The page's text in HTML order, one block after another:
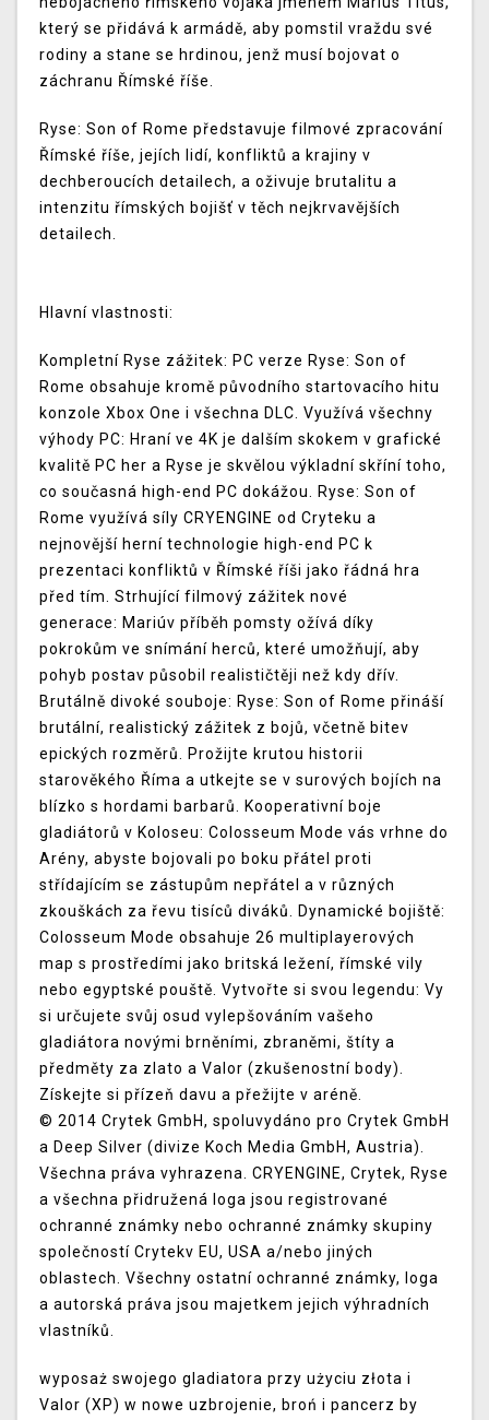
který se přidává k armádě, aby pomstil vraždu své
rodiny a stane se hrdinou, jenž musí bojovat o
záchranu Římské říše.
Ryse: Son of Rome představuje filmové zpracování
Římské říše, jejích lidí, konfliktů a krajiny v
dechberoucích detailech, a oživuje brutalitu a
intenzitu římských bojišť v těch nejkrvavějších
detailech.
Hlavní vlastnosti:
Kompletní Ryse zážitek: PC verze Ryse: Son of
Rome obsahuje kromě původního startovacího hitu
konzole Xbox One i všechna DLC. Využívá všechny
výhody PC: Hraní ve 4K je dalším skokem v grafické
kvalitě PC her a Ryse je skvělou výkladní skříní toho,
co současná high-end PC dokážou. Ryse: Son of
Rome využívá síly CRYENGINE od Cryteku a
nejnovější herní technologie high-end PC k
prezentaci konfliktů v Římské říši jako řádná hra
před tím. Strhující filmový zážitek nové
generace: Mariúv příběh pomsty ožívá díky
pokrokům ve snímání herců, které umožňují, aby
pohyb postav působil realističtěji než kdy dřív.
Brutálně divoké souboje: Ryse: Son of Rome přináší
brutální, realistický zážitek z bojů, včetně bitev
epických rozměrů. Prožijte krutou historii
starověkého Říma a utkejte se v surových bojích na
blízko s hordami barbarů. Kooperativní boje
gladiátorů v Koloseu: Colosseum Mode vás vrhne do
Arény, abyste bojovali po boku přátel proti
střídajícím se zástupům nepřátel a v různých
zkouškách za řevu tisíců diváků. Dynamické bojiště:
Colosseum Mode obsahuje 26 multiplayerových
map s prostředími jako britská ležení, římské vily
nebo egyptské pouště. Vytvořte si svou legendu: Vy
si určujete svůj osud vylepšováním vašeho
gladiátora novými brněními, zbraněmi, štíty a
předměty za zlato a Valor (zkušenostní body).
Získejte si přízeň davu a přežijte v aréně.
© 2014 Crytek GmbH, spoluvydáno pro Crytek GmbH
a Deep Silver (divize Koch Media GmbH, Austria).
Všechna práva vyhrazena. CRYENGINE, Crytek, Ryse
a všechna přidružená loga jsou registrované
ochranné známky nebo ochranné známky skupiny
společností Crytekv EU, USA a/nebo jiných
oblastech. Všechny ostatní ochranné známky, loga
a autorská práva jsou majetkem jejich výhradních
vlastníků.
wyposaż swojego gladiatora przy użyciu złota i
Valor (XP) w nowe uzbrojenie, broń i pancerz by